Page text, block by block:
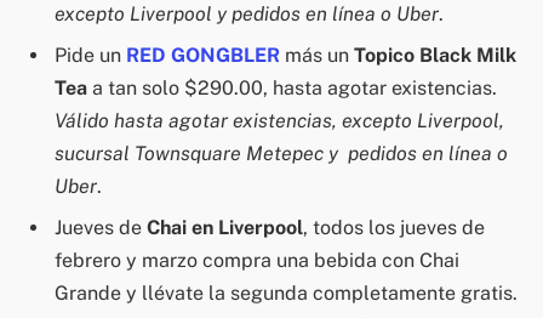
excepto Liverpool y pedidos en línea o Uber.
Pide un RED GONGBLER más un Topico Black Milk
Tea a tan solo $290.00, hasta agotar existencias.
Válido hasta agotar existencias, excepto Liverpool,
sucursal Townsquare Metepec y pedidos en línea o
Uber.
Jueves de Chai en Liverpool, todos los jueves de
febrero y marzo compra una bebida con Chai
Grande y llévate la segunda completamente gratis.